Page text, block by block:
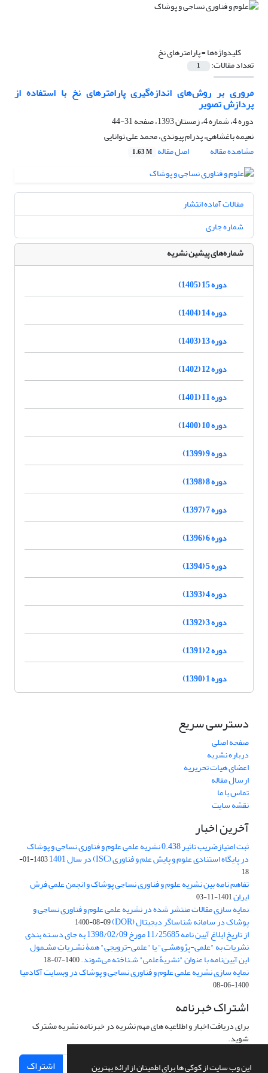
این وب سایت از کوکی ها برای اطمینان از ارائه بهترین
کلیدواژه‌ها =پارامترهای نخ
تعداد مقالات: 1
مروری بر روش‌های اندازه‌گیری پارامترهای نخ با استفاده از
پردازش تصویر
دوره 4، شماره 4، زمستان 1393، صفحه
31-44
نعیمه باغشاهی، پدرام پیوندی، محمد علی توانایی
مشاهده مقاله
اصل مقاله 1.63 M
مقالات آماده انتشار
شماره جاری
شماره‌های پیشین نشریه
دوره 15 (1405)
دوره 14 (1404)
دوره 13 (1403)
دوره 12 (1402)
دوره 11 (1401)
دوره 10 (1400)
دوره 9 (1399)
دوره 8 (1398)
دوره 7 (1397)
دوره 6 (1396)
دوره 5 (1394)
دوره 4 (1393)
دوره 3 (1392)
دوره 2 (1391)
دوره 1 (1390)
دسترسی سریع
صفحه اصلی
درباره نشریه
اعضای هیات تحریریه
ارسال مقاله
تماس با ما
نقشه سایت
آخرین اخبار
ثبت امتیازضریب تاثیر 0.438 نشریه علمی علوم و فناوری نساجی و پوشاک
در پایگاه استنادی علوم و پایش علم و فناوری (ISC) در سال 1401
1403-01-
18
تفاهم نامه بین نشریه علوم و فناوری نساجی پوشاک و انجمن علمی فرش
ایران1401-11-03
نمایه سازی مقالات منتشر شده در نشریه علمی علوم و فناوری نساجی و
پوشاک در سامانه شناساگر دیجیتال (DOR) 1400-08-09
از تاریخ ابلاغ آیین نامه 11/25685 مورخ 1398/02/09 به جای دسـته بندی
نشریات به "علمی-پژوهشـی" یا "علمی-ترویجی" همۀ نشـریاتِ مشـمول
این آیین‌نامه با عنوان "نشریۀعلمی" شـناخته می‌شوند.1400-07-18
نمایه سازی نشریه علمی علوم و فناوری نساجی و پوشاک در وبسایت آکادمیا
1400-06-08
اشتراک خبرنامه
برای دریافت اخبار و اطلاعیه های مهم نشریه در خبرنامه نشریه مشترک
شوید.
اشتراک